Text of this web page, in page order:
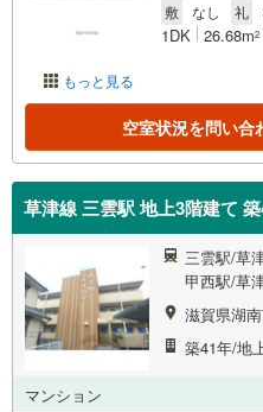
もっと見る
敷
なし 礼
1DK 26.68m2
空室状況を問い合
草津線 三雲駅 地上3階建て
三雲駅/草
甲西駅/草
滋賀県湖
築41年/地
マンション